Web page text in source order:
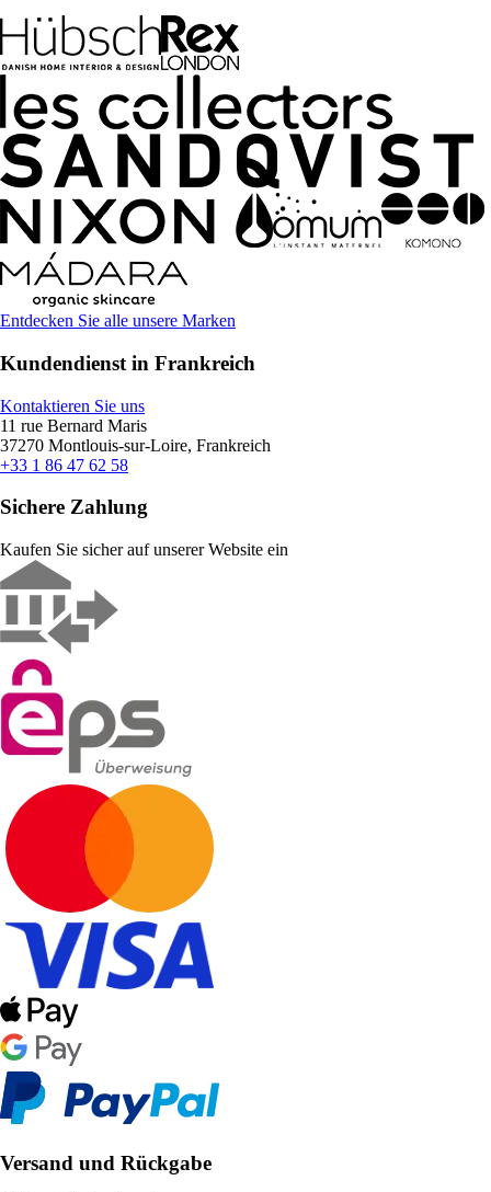
Entdecken Sie alle unsere Marken
Kundendienst in Frankreich
Kontaktieren Sie uns
11 rue Bernard Maris
37270 Montlouis-sur-Loire, Frankreich
+33 1 86 47 62 58
Sichere Zahlung
Kaufen Sie sicher auf unserer Website ein
Versand und Rückgabe